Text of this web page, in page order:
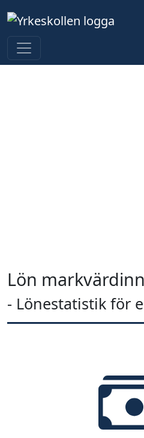
Lön
- Lönestatistik för